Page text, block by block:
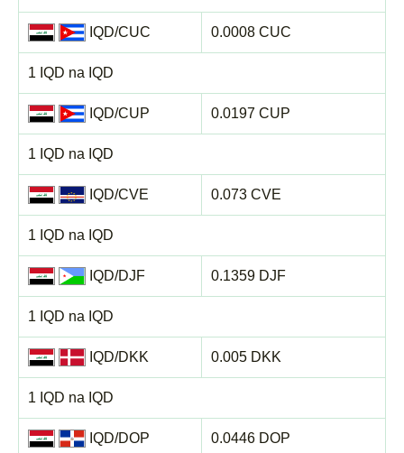
IQD/CUC
1 IQD na IQD
0.0008 CUC
IQD/CUP
1 IQD na IQD
0.0197 CUP
IQD/CVE
1 IQD na IQD
0.073 CVE
IQD/DJF
1 IQD na IQD
0.1359 DJF
IQD/DKK
1 IQD na IQD
0.005 DKK
IQD/DOP 0.0446 DOP